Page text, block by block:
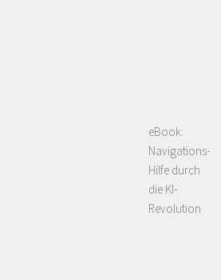
eBook:
Navigations-
Hilfe durch
die KI-
Revolution